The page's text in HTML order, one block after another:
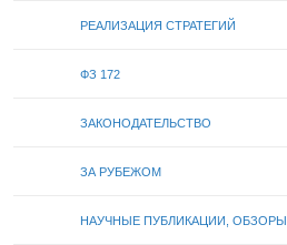
РЕАЛИЗАЦИЯ СТРАТЕГИЙ
ФЗ 172
ЗАКОНОДАТЕЛЬСТВО
ЗА РУБЕЖОМ
НАУЧНЫЕ ПУБЛИКАЦИИ, ОБЗОРЫ